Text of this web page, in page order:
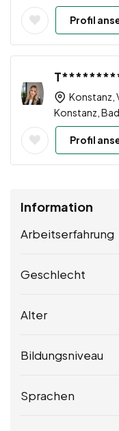
Profil
Konstanz,
Konstanz,
Profil
Information
Arbeitserfahrung
Geschlecht
Alter
Bildungsniveau
Sprachen